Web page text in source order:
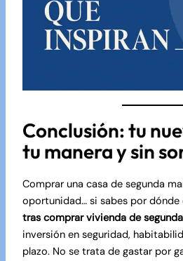
Conclusión: tu
tu manera y sin
Comprar una casa de segunda
oportunidad… si sabes por dónde
tras comprar vivienda de
inversión en seguridad,
plazo. No se trata de gastar por